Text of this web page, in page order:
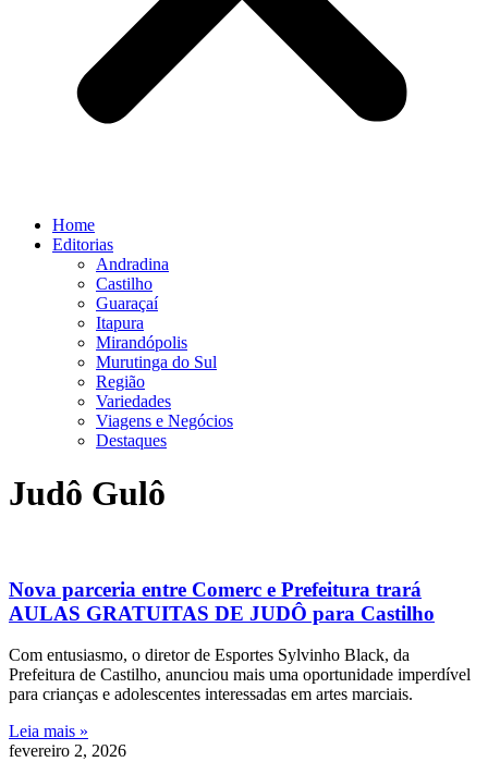
Home
Editorias
Andradina
Castilho
Guaraçaí
Itapura
Mirandópolis
Murutinga do Sul
Região
Variedades
Viagens e Negócios
Destaques
Judô Gulô
Nova parceria entre Comerc e Prefeitura trará
AULAS GRATUITAS DE JUDÔ para Castilho
Com entusiasmo, o diretor de Esportes Sylvinho Black, da
Prefeitura de Castilho, anunciou mais uma oportunidade imperdível
para crianças e adolescentes interessadas em artes marciais.
Leia mais »
fevereiro 2, 2026